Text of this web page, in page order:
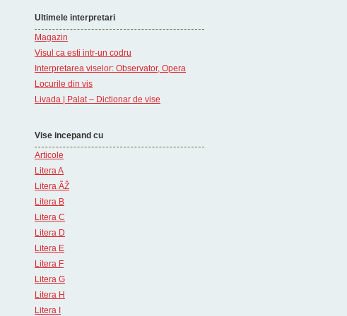
Ultimele interpretari
Magazin
Visul ca esti intr-un codru
Interpretarea viselor: Observator, Opera
Locurile din vis
Livada | Palat – Dictionar de vise
Vise incepand cu
Articole
Litera A
Litera ÃŽ
Litera B
Litera C
Litera D
Litera E
Litera F
Litera G
Litera H
Litera I